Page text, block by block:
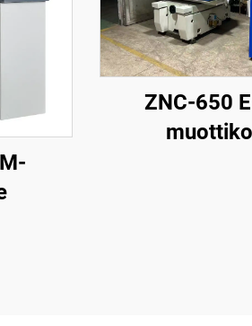
ZNC-650